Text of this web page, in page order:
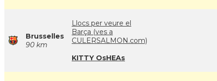
Brusselles
90 km
Llocs per veure el
Barça (ves a
CULERSALMON.com)
KITTY OsHEAs